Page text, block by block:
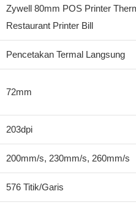
Zywell 80mm POS Printer
Restaurant Printer Bill
Pencetakan Termal Langsung
72mm
203dpi
200mm/s, 230mm/s, 260mm/s
576 Titik/Garis